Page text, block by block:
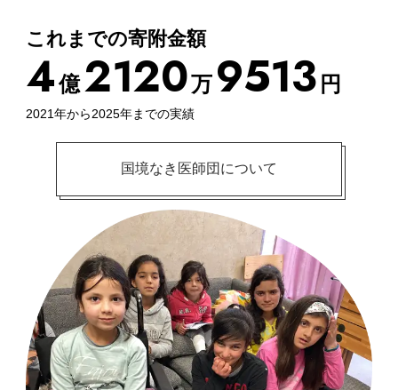
これまでの寄附金額
4億2120万 9513 円
2021年から2025年までの実績
国境なき医師団について